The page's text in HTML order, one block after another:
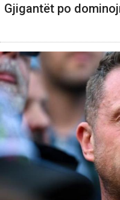
Gjigantët po